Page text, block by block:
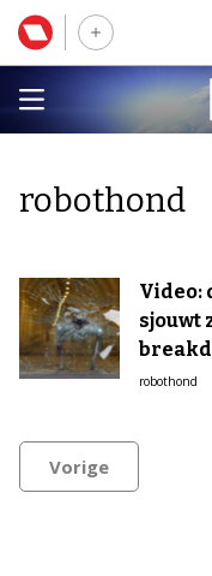
robothond
Video:
sjouwt
robothond
Vorige